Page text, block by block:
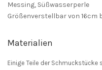
Messing, Süßwasserperle
Größenverstellbar von 16cm
Materialien
Einige Teile der Schmuckstücke